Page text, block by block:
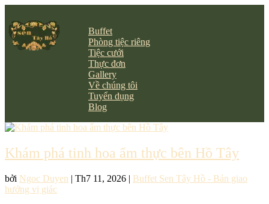
Buffet
Phòng tiệc riêng
Tiệc cưới
Thực đơn
Gallery
Về chúng tôi
Tuyển dụng
Blog
Khám phá tinh hoa ẩm thực bên Hồ Tây
bởi Ngoc Duyen | Th7 11, 2026 | Buffet Sen Tây Hồ - Bản giao
hưởng vị giác